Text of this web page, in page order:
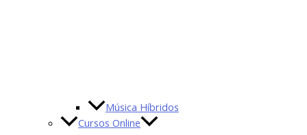
Música Híbridos
Cursos Online